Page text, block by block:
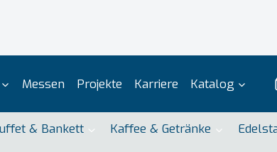
Messen Projekte Karriere Katalog
& Bankett Kaffee & Getränke